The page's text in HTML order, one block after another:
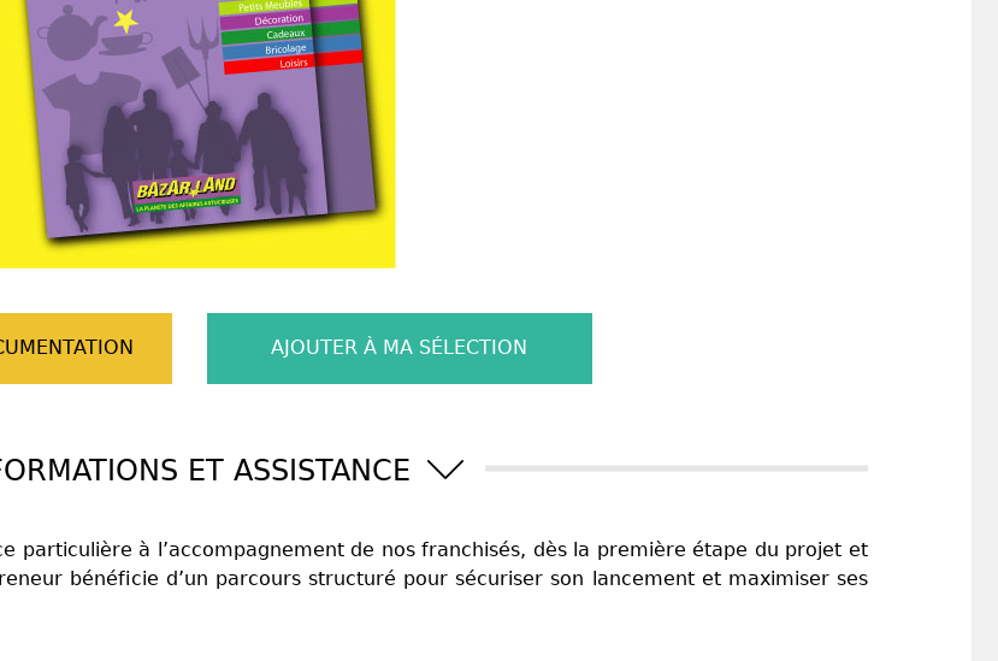
AJOUTER À MA SÉLECTION
ET ASSISTANCE
particulière à l’accompagnement de nos franchisés, dès la première étape du projet et
bénéficie d’un parcours structuré pour sécuriser son lancement et maximiser ses